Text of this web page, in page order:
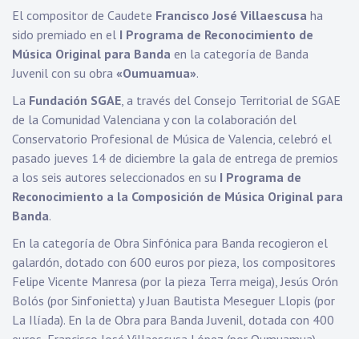
El compositor de Caudete Francisco José Villaescusa ha
sido premiado en el I Programa de Reconocimiento de
Música Original para Banda en la categoría de Banda
Juvenil con su obra «Oumuamua».
La Fundación SGAE, a través del Consejo Territorial de SGAE
de la Comunidad Valenciana y con la colaboración del
Conservatorio Profesional de Música de Valencia, celebró el
pasado jueves 14 de diciembre la gala de entrega de premios
a los seis autores seleccionados en su I Programa de
Reconocimiento a la Composición de Música Original para
Banda.
En la categoría de Obra Sinfónica para Banda recogieron el
galardón, dotado con 600 euros por pieza, los compositores
Felipe Vicente Manresa (por la pieza Terra meiga), Jesús Orón
Bolós (por Sinfonietta) y Juan Bautista Meseguer Llopis (por
La Ilíada). En la de Obra para Banda Juvenil, dotada con 400